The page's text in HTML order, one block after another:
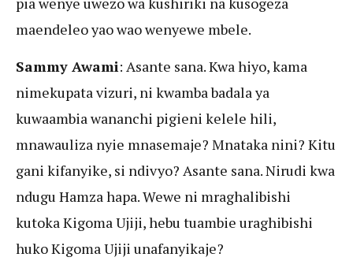
maendeleo yao wao wenyewe mbele.
Sammy Awami: Asante sana. Kwa hiyo, kama
nimekupata vizuri, ni kwamba badala ya
kuwaambia wananchi pigieni kelele hili,
mnawauliza nyie mnasemaje? Mnataka nini? Kitu
gani kifanyike, si ndivyo? Asante sana. Nirudi kwa
ndugu Hamza hapa. Wewe ni mraghalibishi
kutoka Kigoma Ujiji, hebu tuambie uraghibishi
huko Kigoma Ujiji unafanyikaje?